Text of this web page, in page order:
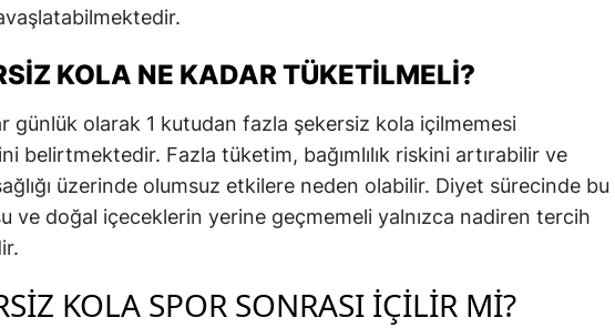
KOLA NE KADAR TÜKETILMELI?
günlük olarak 1 kutudan fazla şekersiz kola içilmemesi
belirtmektedir. Fazla tüketim, bağımlılık riskini artırabilir ve
üzerinde olumsuz etkilere neden olabilir. Diyet sürecinde bu
ve doğal içeceklerin yerine geçmemeli yalnızca nadiren tercih
KOLA SPOR SONRASI İÇILIR MI?